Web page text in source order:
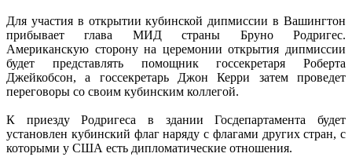
Для участия в открытии кубинской дипмиссии в Вашингтон
прибывает глава МИД страны Бруно Родригес.
Американскую сторону на церемонии открытия дипмиссии
будет представлять помощник госсекретаря Роберта
Джейкобсон, а госсекретарь Джон Керри затем проведет
переговоры со своим кубинским коллегой.
К приезду Родригеса в здании Госдепартамента будет
установлен кубинский флаг наряду с флагами других стран, с
которыми у США есть дипломатические отношения.